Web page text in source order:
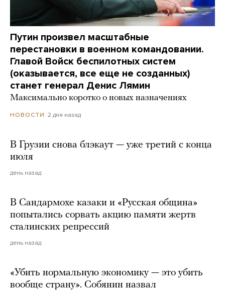
Путин произвел масштабные
перестановки в военном командовании.
Главой Войск беспилотных систем
(оказывается, все еще не созданных)
станет генерал Денис Лямин
Максимально коротко о новых назначениях
НОВОСТИ 2 дня назад
В Грузии снова блэкаут — уже третий с конца
июля
день назад
В Сандармохе казаки и «Русская община»
попытались сорвать акцию памяти жертв
сталинских репрессий
день назад
«Убить нормальную экономику — это убить
вообще страну». Собянин назвал